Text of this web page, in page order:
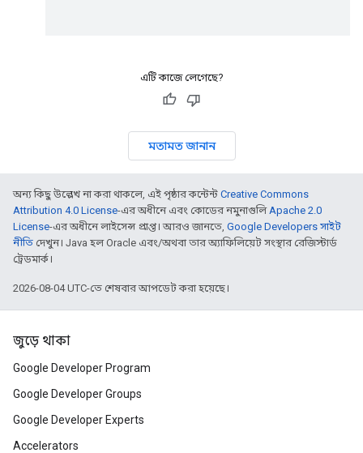
এটি কাজে লেগেছে?
মতামত জানান
অন্য কিছু উল্লেখ না করা থাকলে, এই পৃষ্ঠার কন্টেন্ট Creative Commons
Attribution 4.0 License-এর অধীনে এবং কোডের নমুনাগুলিApache 2.0
License-এর অধীনে লাইসেন্স প্রাপ্ত। আরও জানতে, Google Developers সাইট
নীতি দেখুন। Java হল Oracle এবং/অথবা তার অ্যাফিলিয়েট সংস্থার রেজিস্টার্ড
ট্রেডমার্ক।
2026-08-04 UTC-তে শেষবার আপডেট করা হয়েছে।
জুড়ে থাকা
Google Developer Program
Google Developer Groups
Google Developer Experts
Accelerators